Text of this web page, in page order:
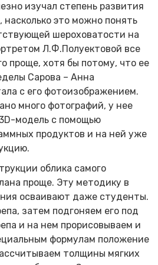
изучал степень развития
это можно понять
шероховатости на
Л.Ф.Полуектовой все
проще, хотя бы потому, что ее
Сарова – Анна
с его фотоизображением.
много фотографий, у нее
модель с помощью
продуктов и на ней уже
облика самого
проще. Эту методику в
осваивают даже студенты.
затем подгоняем его под
и на нем прорисовываем и
формулам положение
толщины мягких